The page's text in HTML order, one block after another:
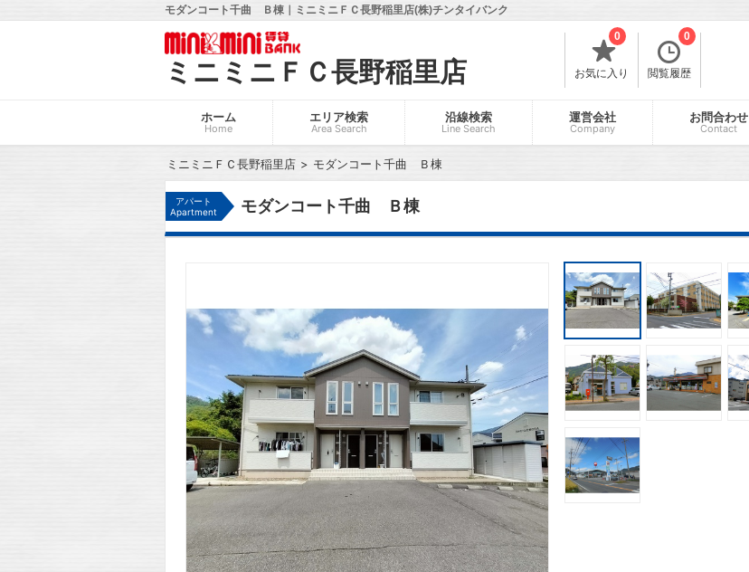
モダンコート千曲 Ｂ棟｜ミニミニＦＣ長野稲里店(株)チンタイバンク
ミニミニＦＣ長野稲里店 お気に入り
0
閲覧履歴
0
ホーム
Home
エリア検索
Area Search
沿線検索
Line Search
運営会社
Company
お問合わせ
Contact
ミニミニＦＣ長野稲里店 モダンコート千曲 Ｂ棟
アパート
Apartment
モダンコート千曲 Ｂ棟